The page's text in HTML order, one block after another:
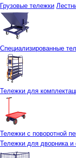
Грузовые тележки
Специализированные
Тележки для
Тележки с поворотной
Тележки для дворника и